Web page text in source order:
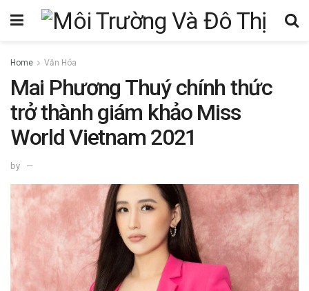
Home Văn Hóa
Mai Phương Thuý chính thức
trở thành giám khảo Miss
World Vietnam 2021
by